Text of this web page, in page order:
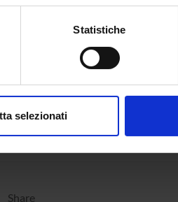
con un'approssimazione di
Dichiarazione sui cookie.
Statistiche
selezionati
Share